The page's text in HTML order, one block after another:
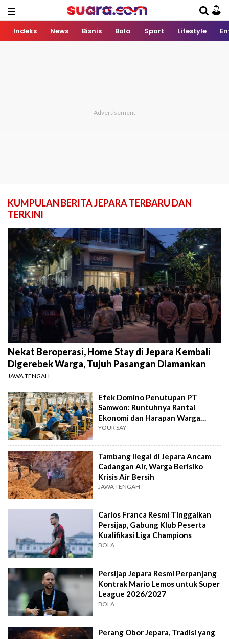
Indeks News Bisnis Bola Sport Lifestyle
KUMPULAN BERITA JEPARA TERBARU DAN
TERKINI
Nekat Beroperasi, Home Stay di Jepara Kembali
Digerebek Warga, Tujuh Pasangan Diamankan
JAWA TENGAH
Efek Domino Penutupan PT
Samwon: Runtuhnya Rantai
Ekonomi dan Harapan Warga
Jepara
YOUR SAY
Tambang Ilegal di Jepara Ancam
Cadangan Air, Warga Berisiko
Krisis Air Bersih
JAWA TENGAH
Carlos Franca Resmi Tinggalkan
Persijap, Gabung Klub Peserta
Kualifikasi Liga Champions
BOLA
Persijap Jepara Resmi Perpanjang
Kontrak Mario Lemos untuk Super
League 2026/2027
BOLA
Perang Obor Jepara, Tradisi yang